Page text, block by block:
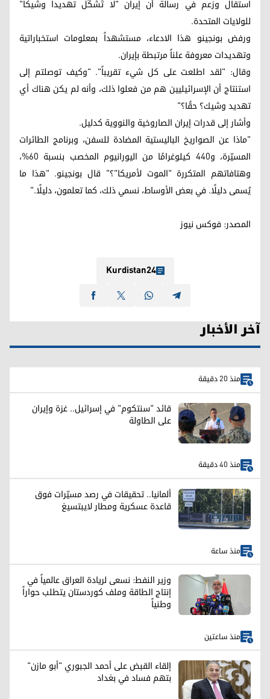
استقال وزعم في رسالة أن إيران "لا تُشكّل تهديداً وشيكاً"
للولايات المتحدة.
ورفض بونجينو هذا الادعاء، مستشهداً بمعلومات استخباراتية
وتهديدات معروفة علناً مرتبطة بإيران.
وقال: "لقد اطلعت على كل شيء تقريباً". "وكيف توصلتم إلى
استنتاج أن الإسرائيليين هم من فعلوا ذلك، وأنه لم يكن هناك أي
تهديد وشيك؟ حقًا؟"
وأشار إلى قدرات إيران الصاروخية والنووية كدليل.
"ماذا عن الصواريخ الباليستية المضادة للسفن، وبرنامج الطائرات
المسيّرة، و440 كيلوغرامًا من اليورانيوم المخصب بنسبة 60%،
وهتافاتهم المتكررة "الموت لأمريكا"؟" قال بونجينو. "هذا ما
يُسمى دليلًا. في بعض الأوساط، نسمي ذلك، كما تعلمون، دليلًا."
المصدر: فوکس نیوز
Kurdistan24
آخر الأخبار
منذ 20 دقيقة
قائد "سنتكوم" في إسرائيل.. غزة وإيران
على الطاولة
منذ 40 دقيقة
ألمانيا.. تحقيقات في رصد مسيّرات فوق
قاعدة عسكرية ومطار لايبتسيغ
منذ ساعة
وزير النفط: نسعى لريادة العراق عالمياً في
إنتاج الطاقة وملف كوردستان يتطلب حواراً
وطنياً
منذ ساعتين
إلقاء القبض على أحمد الجبوري "أبو مازن"
بتهم فساد في بغداد